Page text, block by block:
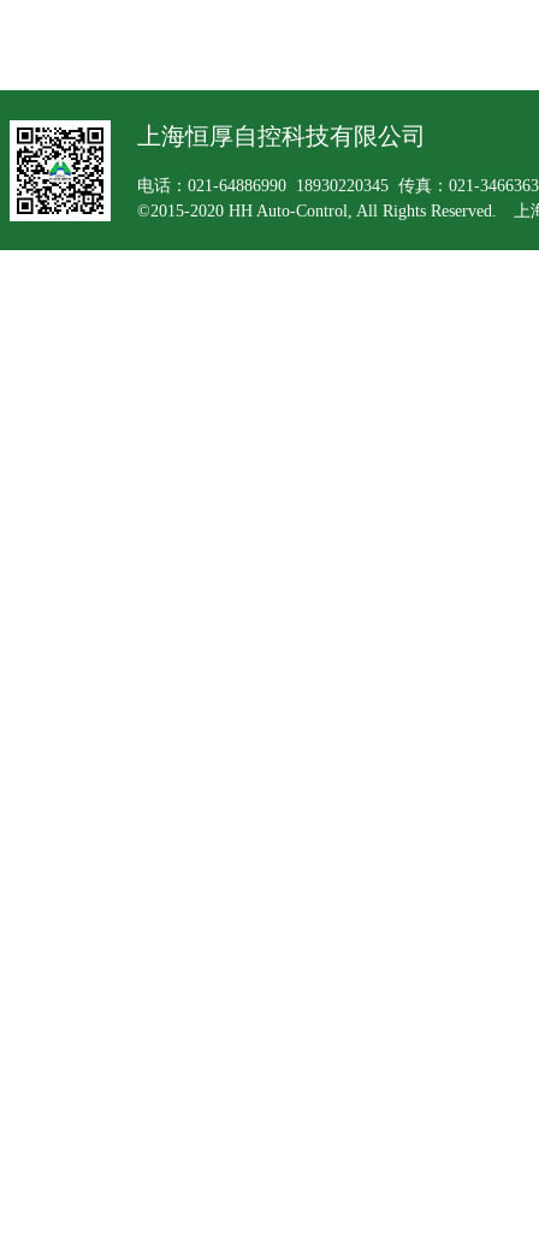
上海恒厚自控科技有限公司
电话：021-64886990 18930220345 传真：021-
©2015-2020 HH Auto-Control, All Rights Reserved.